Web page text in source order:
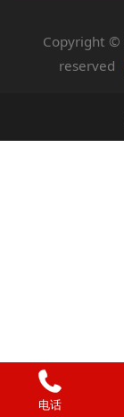
Copyright ©
reserved
电话